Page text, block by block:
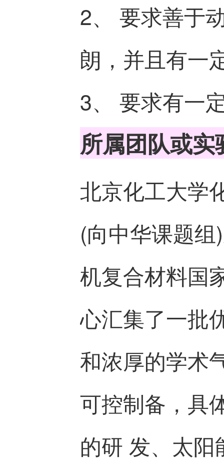
2、 要求善于
朗，并且有一
3、 要求有一
所属团队或
北京化工大学
(向中华课题
机复合材料国
心汇集了一批
和浓厚的学术
可控制备，具
的研 发、太